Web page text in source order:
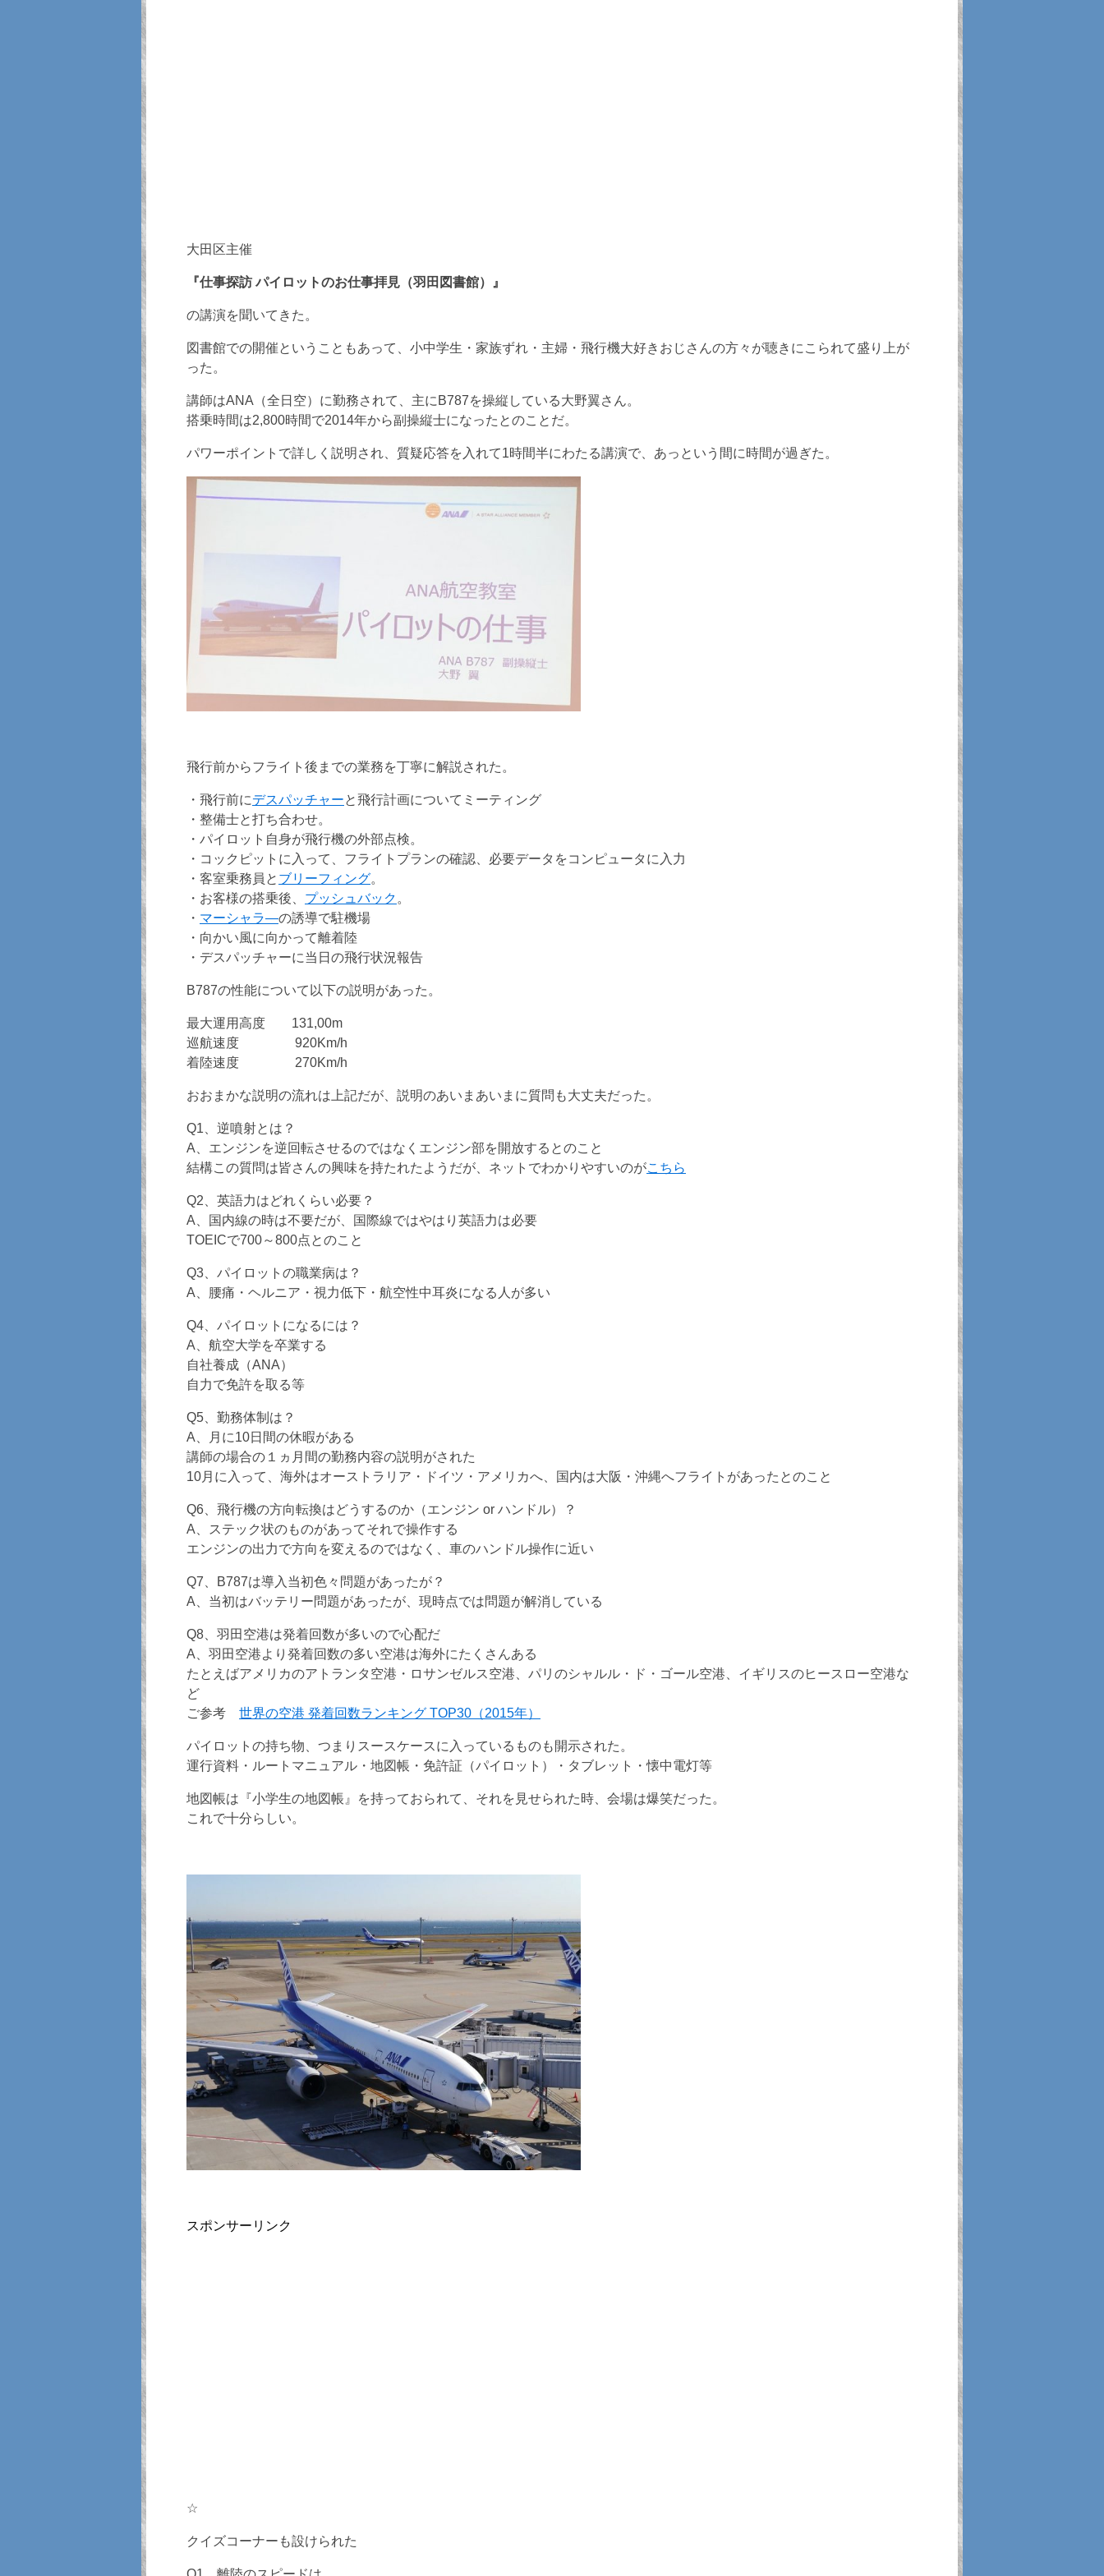
大田区主催
『仕事探訪 パイロットのお仕事拝見（羽田図書館）』
の講演を聞いてきた。
図書館での開催ということもあって、小中学生・家族ずれ・主婦・飛行機大好きおじさんの方々が聴きにこられて盛り上が
った。
講師はANA（全日空）に勤務されて、主にB787を操縦している大野翼さん。
搭乗時間は2,800時間で2014年から副操縦士になったとのことだ。
パワーポイントで詳しく説明され、質疑応答を入れて1時間半にわたる講演で、あっという間に時間が過ぎた。
飛行前からフライト後までの業務を丁寧に解説された。
・飛行前にデスパッチャーと飛行計画についてミーティング
・整備士と打ち合わせ。
・パイロット自身が飛行機の外部点検。
・コックピットに入って、フライトプランの確認、必要データをコンピュータに入力
・客室乗務員と ブリーフィング。
・お客様の搭乗後、 プッシュバック 。
・ マーシャラ―の誘導で駐機場
・向かい風に向かって離着陸
・デスパッチャーに当日の飛行状況報告
B787の性能について以下の説明があった。
最大運用高度 131,00m
巡航速度 920Km/h
着陸速度 270Km/h
おおまかな説明の流れは上記だが、説明のあいまあいまに質問も大丈夫だった。
Q1、逆噴射とは？
A、エンジンを逆回転させるのではなくエンジン部を開放するとのこと
結構この質問は皆さんの興味を持たれたようだが、ネットでわかりやすいのがこちら
Q2、英語力はどれくらい必要？
A、国内線の時は不要だが、国際線ではやはり英語力は必要
TOEICで700～800点とのこと
Q3、パイロットの職業病は？
A、腰痛・ヘルニア・視力低下・航空性中耳炎になる人が多い
Q4、パイロットになるには？
A、航空大学を卒業する
自社養成（ANA）
自力で免許を取る等
Q5、勤務体制は？
A、月に10日間の休暇がある
講師の場合の１ヵ月間の勤務内容の説明がされた
10月に入って、海外はオーストラリア・ドイツ・アメリカへ、国内は大阪・沖縄へフライトがあったとのこと
Q6、飛行機の方向転換はどうするのか（エンジン or ハンドル）？
A、ステック状のものがあってそれで操作する
エンジンの出力で方向を変えるのではなく、車のハンドル操作に近い
Q7、B787は導入当初色々問題があったが？
A、当初はバッテリー問題があったが、現時点では問題が解消している
Q8、羽田空港は発着回数が多いので心配だ
A、羽田空港より発着回数の多い空港は海外にたくさんある
たとえばアメリカのアトランタ空港・ロサンゼルス空港、パリのシャルル・ド・ゴール空港、イギリスのヒースロー空港な
ど
ご参考 世界の空港 発着回数ランキング TOP30（2015年）
パイロットの持ち物、つまりスースケースに入っているものも開示された。
運行資料・ルートマニュアル・地図帳・免許証（パイロット）・タブレット・懐中電灯等
地図帳は『小学生の地図帳』を持っておられて、それを見せられた時、会場は爆笑だった。
これで十分らしい。
スポンサーリンク
☆
クイズコーナーも設けられた